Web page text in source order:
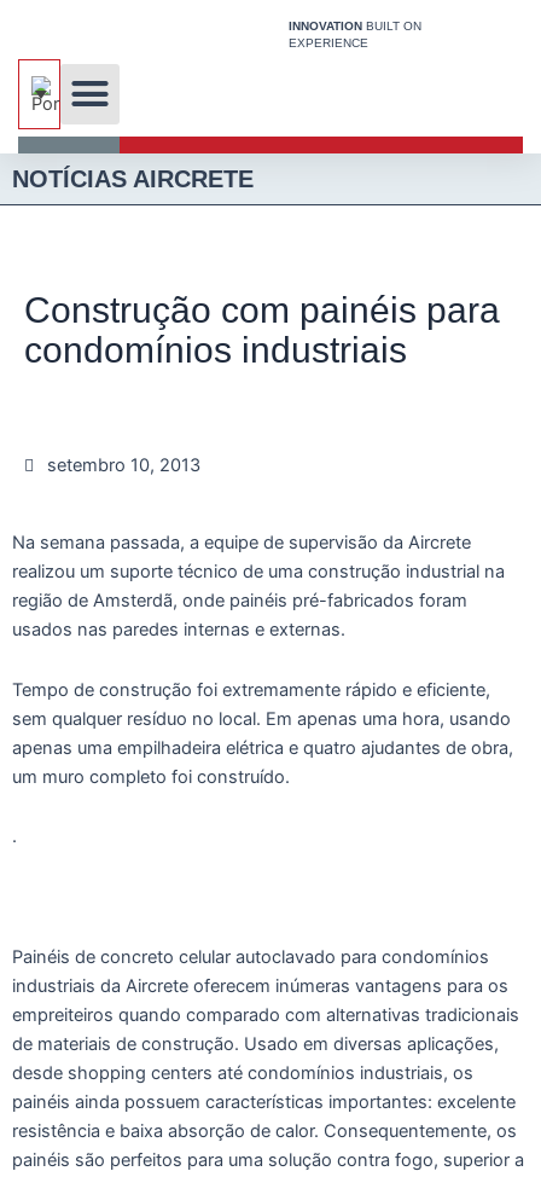
conteúdo
INNOVATION BUILT ON
EXPERIENCE
NOTÍCIAS AIRCRETE
Construção com painéis para
condomínios industriais
setembro 10, 2013
Na semana passada, a equipe de supervisão da Aircrete
realizou um suporte técnico de uma construção industrial na
região de Amsterdã, onde painéis pré-fabricados foram
usados nas paredes internas e externas.
Tempo de construção foi extremamente rápido e eficiente,
sem qualquer resíduo no local. Em apenas uma hora, usando
apenas uma empilhadeira elétrica e quatro ajudantes de obra,
um muro completo foi construído.
.
Painéis de concreto celular autoclavado para condomínios
industriais da Aircrete oferecem inúmeras vantagens para os
empreiteiros quando comparado com alternativas tradicionais
de materiais de construção. Usado em diversas aplicações,
desde shopping centers até condomínios industriais, os
painéis ainda possuem características importantes: excelente
resistência e baixa absorção de calor. Consequentemente, os
painéis são perfeitos para uma solução contra fogo, superior a